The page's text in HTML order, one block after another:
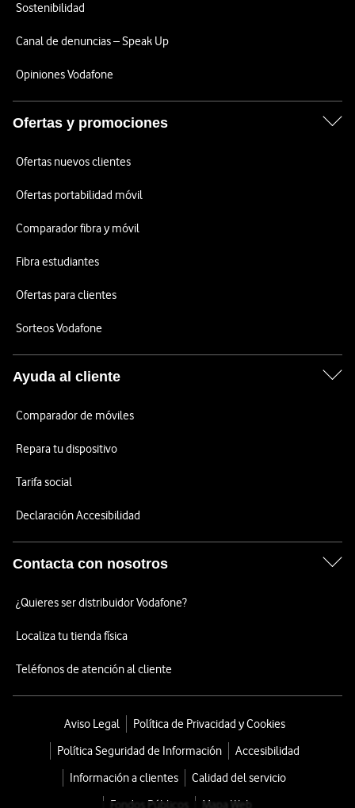
Sostenibilidad
Canal de denuncias – Speak Up
Opiniones Vodafone
Ofertas y promociones
Ofertas nuevos clientes
Ofertas portabilidad móvil
Comparador fibra y móvil
Fibra estudiantes
Ofertas para clientes
Sorteos Vodafone
Ayuda al cliente
Comparador de móviles
Repara tu dispositivo
Tarifa social
Declaración Accesibilidad
Contacta con nosotros
¿Quieres ser distribuidor Vodafone?
Localiza tu tienda física
Teléfonos de atención al cliente
Aviso Legal
Política de Privacidad y Cookies
Política Seguridad de Información
Accesibilidad
Información a clientes
Calidad del servicio
Fondos Públicos
Mapa Web